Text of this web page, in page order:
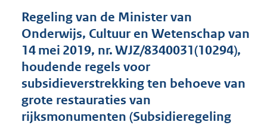
d
s
g
o
t
e
Regeling van de Minister van
Onderwijs, Cultuur en Wetenschap van
14 mei 2019, nr. WJZ/8340031(10294),
houdende regels voor
subsidieverstrekking ten behoeve van
grote restauraties van
rijksmonumenten (Subsidieregeling